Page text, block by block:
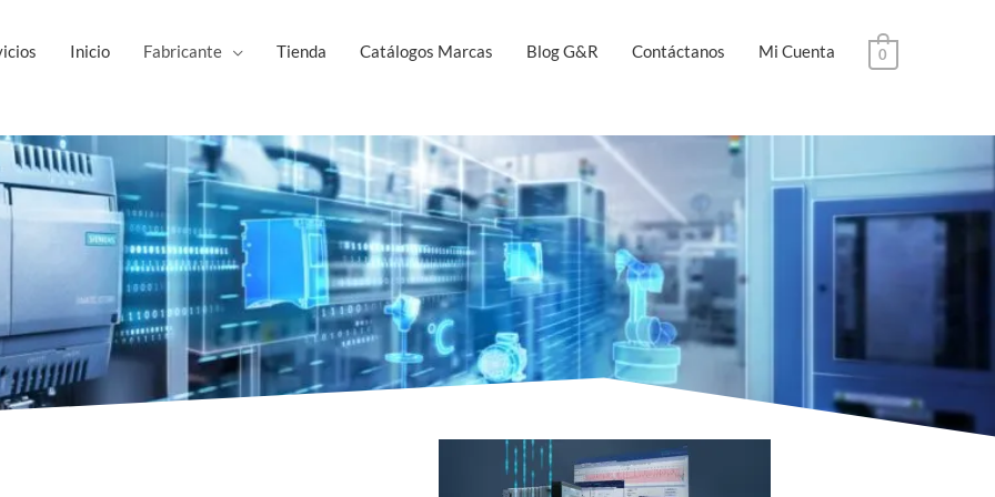
Inicio Fabricante Tienda Catálogos Marcas Blog G&R Contáctanos Mi Cuenta 0